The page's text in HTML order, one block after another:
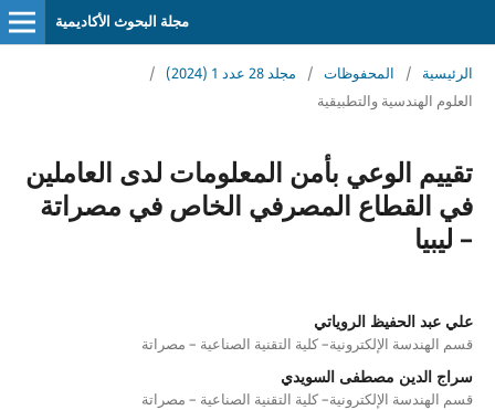
مجلة البحوث الأكاديمية
الرئيسية / المحفوظات / مجلد 28 عدد 1 (2024)
/
العلوم الهندسية والتطبيقية
تقييم الوعي بأمن المعلومات لدى العاملين
في القطاع المصرفي الخاص في مصراتة
– ليبيا
علي عبد الحفيظ الروياتي
قسم الهندسة الإلكترونية– كلية التقنية الصناعية – مصراتة
سراج الدين مصطفى السويدي
قسم الهندسة الإلكترونية– كلية التقنية الصناعية – مصراتة